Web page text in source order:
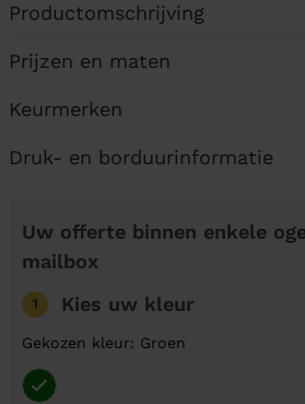
Productomschrijving
Prijzen en maten
Keurmerken
Druk- en borduurinformatie
Uw offerte binnen enkele
mailbox
1 Kies uw kleur
Gekozen kleur: Groen